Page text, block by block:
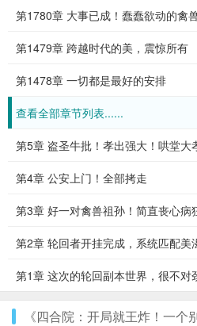
第1780章 大事已成！蠢蠢欲动的禽
第1479章 跨越时代的美，震惊所有
第1478章 一切都是最好的安排
查看全部章节列表......
第5章 盗圣牛批！孝出强大！哄堂大
第4章 公安上门！全部拷走
第3章 好一对禽兽祖孙！简直丧心病
第2章 轮回者开挂完成，系统匹配美
第1章 这次的轮回副本世界，很不对
《四合院：开局就王炸！一个